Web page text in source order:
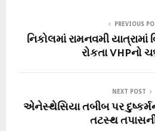
PREVIOUS
નિકોલમાં રામનવમી યાત્રામાં
રોકતા VHPનો
NEXT POST
એનેસ્થેસિયા તબીબ પર
તટસ્થ